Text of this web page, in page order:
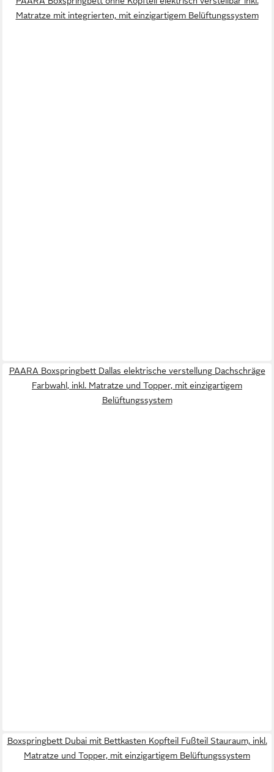
Matratze mit integrierten, mit einzigartigem Belüftungssystem
PAARA Boxspringbett Dallas elektrische verstellung Dachschräge
Farbwahl, inkl. Matratze und Topper, mit einzigartigem
Belüftungssystem
Boxspringbett Dubai mit Bettkasten Kopfteil Fußteil Stauraum, inkl.
Matratze und Topper, mit einzigartigem Belüftungssystem